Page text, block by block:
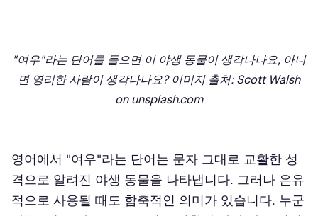
"여우"라는 단어를 들으면 이 야생 동물이 생각나나요, 아니
면 영리한 사람이 생각나나요? 이미지 출처: Scott Walsh
on unsplash.com
영어에서 "여우"라는 단어는 문자 그대로 교활한 성
격으로 알려진 야생 동물을 나타냅니다. 그러나 은유
적으로 사용될 때도 함축적인 의미가 있습니다. 누군